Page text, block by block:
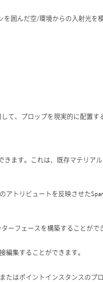
囲んだ空/環境からの入射光を
て、プロップを現実的に配置す
きます。これは、既存マテリア
トリビュートを反映させた
ーフェースを構築することがで
集することができます。
たはポイントインスタンスのプ